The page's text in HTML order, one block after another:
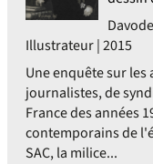
Illustrateur | 2015
Une enquête sur les
journalistes, de
France des années
contemporains de
SAC, la milice...